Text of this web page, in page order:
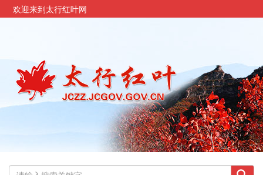
欢迎来到太行红叶网